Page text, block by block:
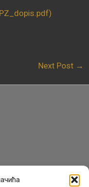
Next Post →